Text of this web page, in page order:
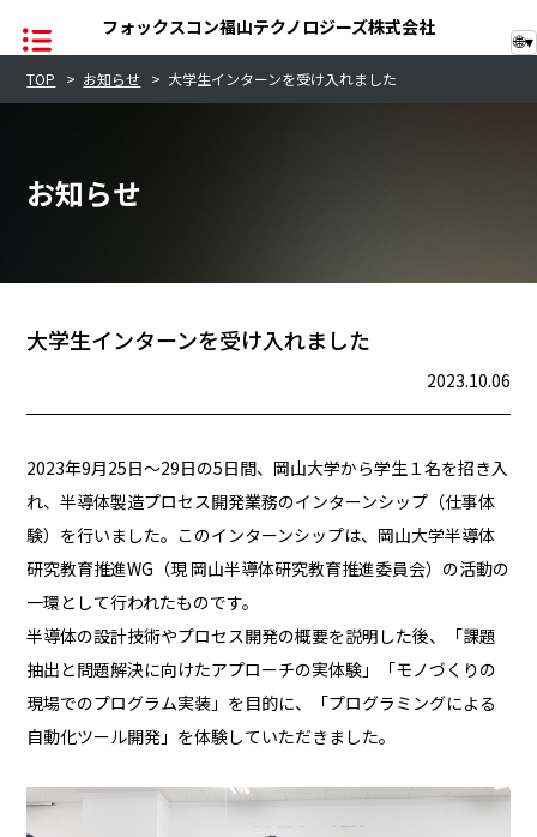
企業情報
半導体事業
サステナビリティ
品質への取り組み
採用情報
お問い合わせ
フォックスコン福山テクノロジーズ株式会社
🌐▾
TOP > お知らせ > 大学生インターンを受け入れました
お知らせ
大学生インターンを受け入れました
2023.10.06
2023年9月25日～29日の5日間、岡山大学から学生１名を招き入
れ、半導体製造プロセス開発業務のインターンシップ（仕事体
験）を行いました。このインターンシップは、岡山大学半導体
研究教育推進WG（現 岡山半導体研究教育推進委員会）の活動の
一環として行われたものです。
半導体の設計技術やプロセス開発の概要を説明した後、「課題
抽出と問題解決に向けたアプローチの実体験」「モノづくりの
現場でのプログラム実装」を目的に、「プログラミングによる
自動化ツール開発」を体験していただきました。